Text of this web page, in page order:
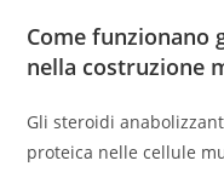
Come funzionano
nella costruzione
Gli steroidi
proteica nelle cellule